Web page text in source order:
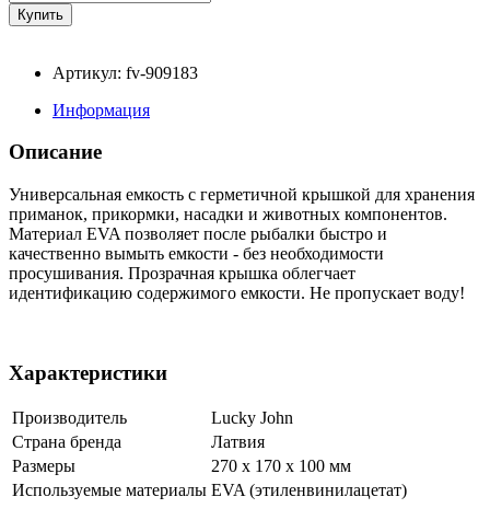
Артикул: fv-909183
Информация
Описание
Универсальная емкость с герметичной крышкой для хранения
приманок, прикормки, насадки и животных компонентов.
Материал EVA позволяет после рыбалки быстро и
качественно вымыть емкости - без необходимости
просушивания. Прозрачная крышка облегчает
идентификацию содержимого емкости. Не пропускает воду!
Характеристики
Производитель
Lucky John
Страна бренда
Латвия
Размеры
270 x 170 x 100 мм
Используемые материалы EVA (этиленвинилацетат)